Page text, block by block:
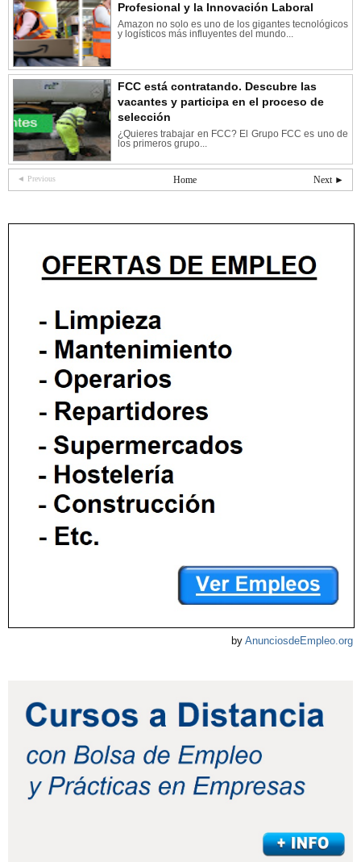
Profesional y la Innovación Laboral
Amazon no solo es uno de los gigantes tecnológicos
y logísticos más influyentes del mundo...
FCC está contratando. Descubre las
vacantes y participa en el proceso de
selección
¿Quieres trabajar en FCC? El Grupo FCC es uno de
los primeros grupo...
◄ Previous Next ►
Home
by AnunciosdeEmpleo.org